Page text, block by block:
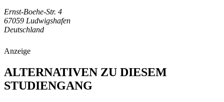
Ernst-Boehe-Str. 4
67059 Ludwigshafen
Deutschland
Anzeige
ALTERNATIVEN ZU DIESEM
STUDIENGANG